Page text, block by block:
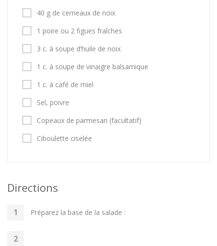
40 g de cerneaux de noix
1 poire ou 2 figues fraîches
3 c. à soupe d’huile de noix
1 c. à soupe de vinaigre balsamique
1 c. à café de miel
Sel, poivre
Copeaux de parmesan (facultatif)
Ciboulette ciselée
Directions
Préparez la base de la salade :